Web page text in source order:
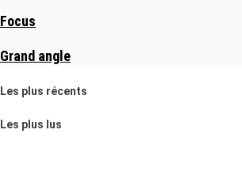
Focus
Grand angle
Les plus récents
Les plus lus